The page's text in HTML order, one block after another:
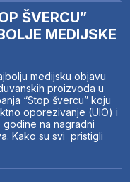
ŠVERCU”
MEDIJSKE
medijsku objavu
proizvoda u
“Stop švercu” koju
oporezivanje (UIO) i
godine na nagradni
Kako su svi pristigli